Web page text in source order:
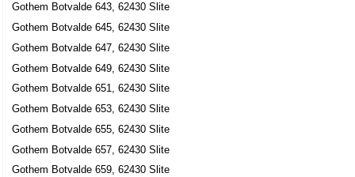
Gothem Botvalde 643, 62430 Slite
Gothem Botvalde 645, 62430 Slite
Gothem Botvalde 647, 62430 Slite
Gothem Botvalde 649, 62430 Slite
Gothem Botvalde 651, 62430 Slite
Gothem Botvalde 653, 62430 Slite
Gothem Botvalde 655, 62430 Slite
Gothem Botvalde 657, 62430 Slite
Gothem Botvalde 659, 62430 Slite